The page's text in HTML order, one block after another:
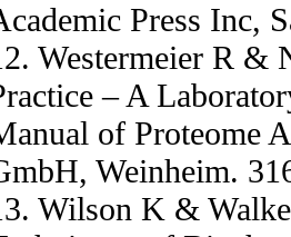
Press Inc,
Westermeier R &
– A
of Proteome
Weinheim.
Wilson K &